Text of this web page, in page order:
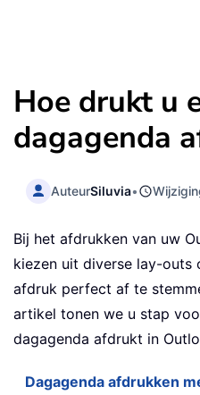
Hoe drukt u
dagagenda
AuteurSiluvia•
Bij het afdrukken van uw
kiezen uit diverse lay-outs
afdruk perfect af te
artikel tonen we u stap
dagagenda afdrukt in
Dagagenda afdrukken